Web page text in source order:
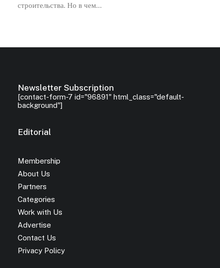
строительства. Но в чем…
Newsletter Subscription
[contact-form-7 id="96891" html_class="default-
background"]
Editorial
Membership
About Us
Partners
Categories
Work with Us
Advertise
Contact Us
Privacy Policy